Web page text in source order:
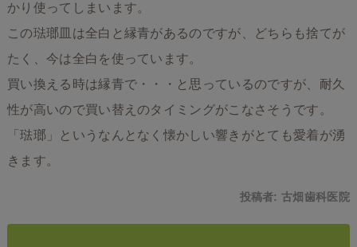
かり使ってしまいます。
この琺瑯皿は全白と縁青があるのですが、どちらも捨てが
たく、今は全白を使っています。
買い換える時は縁青で・・・と思っているのですが、耐久
性が高いので買い替えのタイミングがこなさそうです。
「琺瑯」というなんとなく懐かしい響きがとても愛着が湧
きます。
投稿者:古畑歯科医院